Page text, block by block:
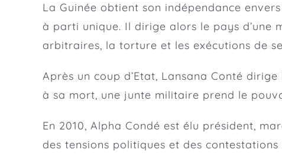
La Guinée obtient son indépendance
à parti unique. Il dirige alors le pays d’une
arbitraires, la torture et les exécutions de
Après un coup d’Etat, Lansana Conté
à sa mort, une junte militaire prend le
En 2010, Alpha Condé est élu président,
des tensions politiques et des contestations